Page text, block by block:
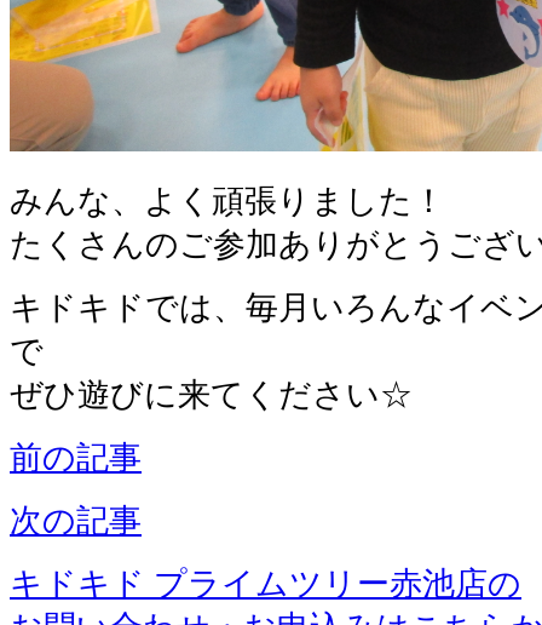
みんな、よく頑張りました！
たくさんのご参加ありがとうござ
キドキドでは、毎月いろんなイベ
で
ぜひ遊びに来てください☆
前の記事
次の記事
キドキド プライムツリー赤池店の